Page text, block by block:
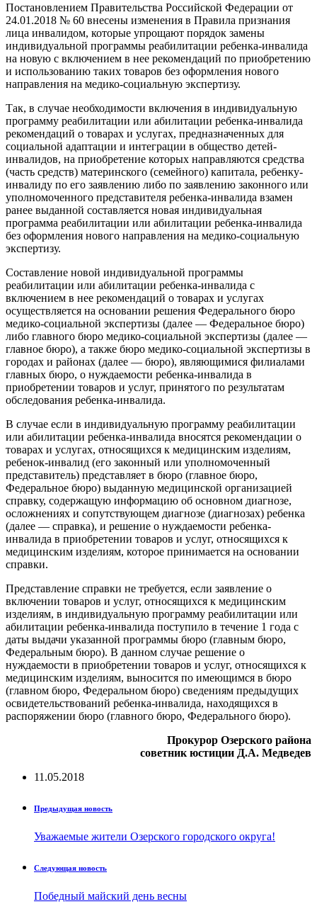
Постановлением Правительства Российской Федерации от
24.01.2018 № 60 внесены изменения в Правила признания
лица инвалидом, которые упрощают порядок замены
индивидуальной программы реабилитации ребенка-инвалида
на новую с включением в нее рекомендаций по приобретению
и использованию таких товаров без оформления нового
направления на медико-социальную экспертизу.
Так, в случае необходимости включения в индивидуальную
программу реабилитации или абилитации ребенка-инвалида
рекомендаций о товарах и услугах, предназначенных для
социальной адаптации и интеграции в общество детей-
инвалидов, на приобретение которых направляются средства
(часть средств) материнского (семейного) капитала, ребенку-
инвалиду по его заявлению либо по заявлению законного или
уполномоченного представителя ребенка-инвалида взамен
ранее выданной составляется новая индивидуальная
программа реабилитации или абилитации ребенка-инвалида
без оформления нового направления на медико-социальную
экспертизу.
Составление новой индивидуальной программы
реабилитации или абилитации ребенка-инвалида с
включением в нее рекомендаций о товарах и услугах
осуществляется на основании решения Федерального бюро
медико-социальной экспертизы (далее — Федеральное бюро)
либо главного бюро медико-социальной экспертизы (далее —
главное бюро), а также бюро медико-социальной экспертизы в
городах и районах (далее — бюро), являющимися филиалами
главных бюро, о нуждаемости ребенка-инвалида в
приобретении товаров и услуг, принятого по результатам
обследования ребенка-инвалида.
В случае если в индивидуальную программу реабилитации
или абилитации ребенка-инвалида вносятся рекомендации о
товарах и услугах, относящихся к медицинским изделиям,
ребенок-инвалид (его законный или уполномоченный
представитель) представляет в бюро (главное бюро,
Федеральное бюро) выданную медицинской организацией
справку, содержащую информацию об основном диагнозе,
осложнениях и сопутствующем диагнозе (диагнозах) ребенка
(далее — справка), и решение о нуждаемости ребенка-
инвалида в приобретении товаров и услуг, относящихся к
медицинским изделиям, которое принимается на основании
справки.
Представление справки не требуется, если заявление о
включении товаров и услуг, относящихся к медицинским
изделиям, в индивидуальную программу реабилитации или
абилитации ребенка-инвалида поступило в течение 1 года с
даты выдачи указанной программы бюро (главным бюро,
Федеральным бюро). В данном случае решение о
нуждаемости в приобретении товаров и услуг, относящихся к
медицинским изделиям, выносится по имеющимся в бюро
(главном бюро, Федеральном бюро) сведениям предыдущих
освидетельствований ребенка-инвалида, находящихся в
распоряжении бюро (главного бюро, Федерального бюро).
Прокурор Озерского района
советник юстиции Д.А. Медведев
11.05.2018
Предыдущая новость
Уважаемые жители Озерского городского округа!
Следующая новость
Победный майский день весны